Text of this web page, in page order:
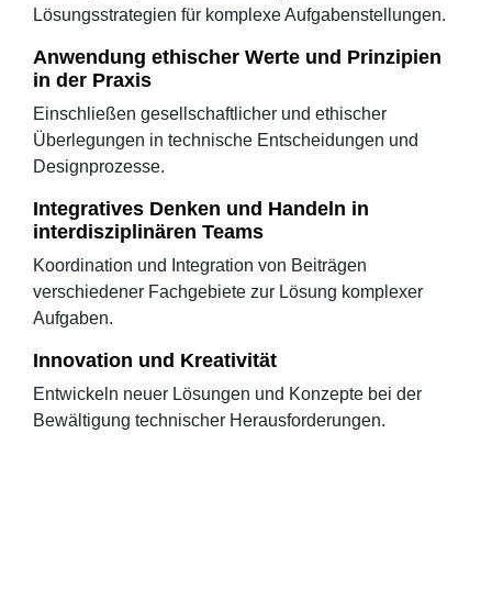
Lösungsstrategien für komplexe Aufgabenstellungen.
Anwendung ethischer Werte und Prinzipien
in der Praxis
Einschließen gesellschaftlicher und ethischer
Überlegungen in technische Entscheidungen und
Designprozesse.
Integratives Denken und Handeln in
interdisziplinären Teams
Koordination und Integration von Beiträgen
verschiedener Fachgebiete zur Lösung komplexer
Aufgaben.
Innovation und Kreativität
Entwickeln neuer Lösungen und Konzepte bei der
Bewältigung technischer Herausforderungen.